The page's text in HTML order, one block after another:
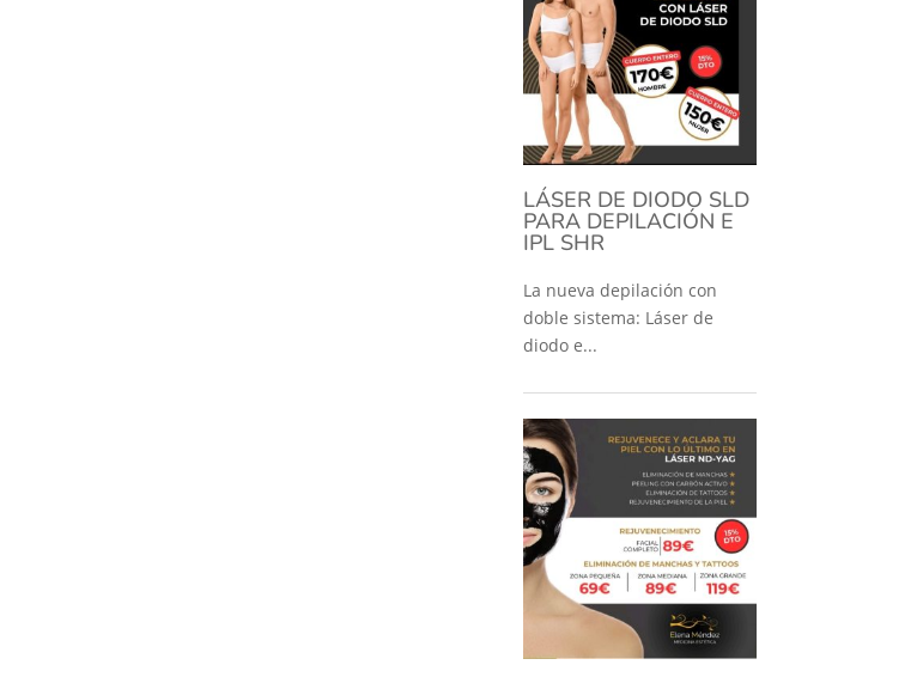
LÁSER DE DIODO SLD
PARA DEPILACIÓN E
IPL SHR
La nueva depilación con
doble sistema: Láser de
diodo e...